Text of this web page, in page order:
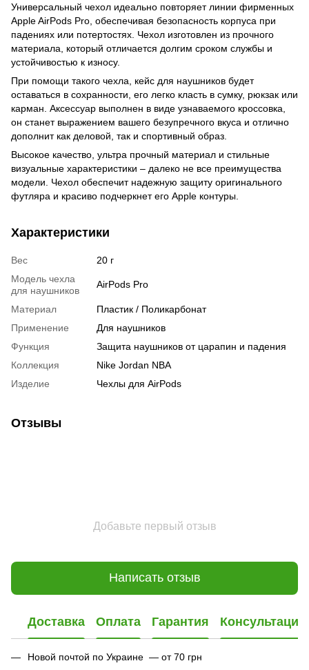
Универсальный чехол идеально повторяет линии фирменных
Apple AirPods Pro, обеспечивая безопасность корпуса при
падениях или потертостях. Чехол изготовлен из прочного
материала, который отличается долгим сроком службы и
устойчивостью к износу.
При помощи такого чехла, кейс для наушников будет
оставаться в сохранности, его легко класть в сумку, рюкзак или
карман. Аксессуар выполнен в виде узнаваемого кроссовка,
он станет выражением вашего безупречного вкуса и отлично
дополнит как деловой, так и спортивный образ.
Высокое качество, ультра прочный материал и стильные
визуальные характеристики – далеко не все преимущества
модели. Чехол обеспечит надежную защиту оригинального
футляра и красиво подчеркнет его Apple контуры.
Характеристики
Вес
20 г
Модель чехла
для наушников
AirPods Pro
Материал
Пластик / Поликарбонат
Применение
Для наушников
Функция
Защита наушников от царапин и падения
Коллекция
Nike Jordan NBA
Изделие
Чехлы для AirPods
Отзывы
Добавьте первый отзыв
Написать отзыв
Доставка Оплата Гарантия Консультация
Новой почтой по Украине — от 70 грн